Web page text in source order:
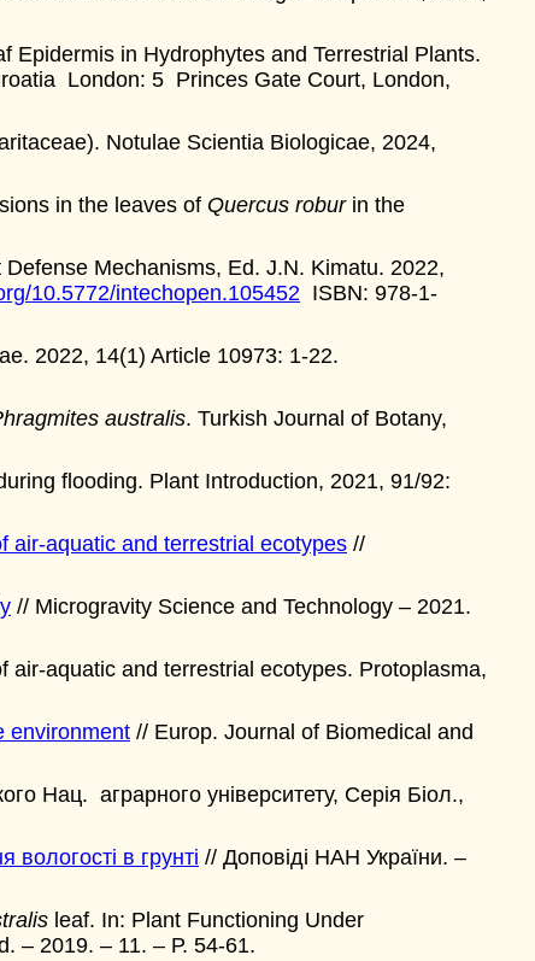
in Hydrophytes and Terrestrial Plants.
London: 5 Princes Gate Court, London,
Notulae Scientia Biologicae, 2024,
in the leaves of Quercus roburin the
Mechanisms, Ed. J.N. Kimatu. 2022,
10.5772/intechopen.105452 ISBN: 978-1-
2022, 14(1) Article 10973: 1-22.
australis. Turkish Journal of Botany,
flooding. Plant Introduction, 2021, 91/92:
air-aquatic and terrestrial ecotypes //
// Microgravity Science and Technology – 2021.
air-aquatic and terrestrial ecotypes. Protoplasma,
environment // Europ. Journal of Biomedical and
Нац. аграрного університету, Серія Біол.,
вологості в грунті // Доповіді НАН України. –
leaf. In: Plant Functioning Under
– 2019. – 11. – Р. 54-61.